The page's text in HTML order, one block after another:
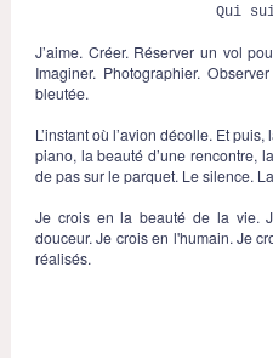
Qui
J’aime. Créer. Réserver un vol
Imaginer. Photographier.
bleutée.
L’instant où l’avion décolle. Et
piano, la beauté d’une rencontre,
de pas sur le parquet. Le silence.
Je crois en la beauté de la vie.
douceur. Je crois en l'humain. Je
réalisés.